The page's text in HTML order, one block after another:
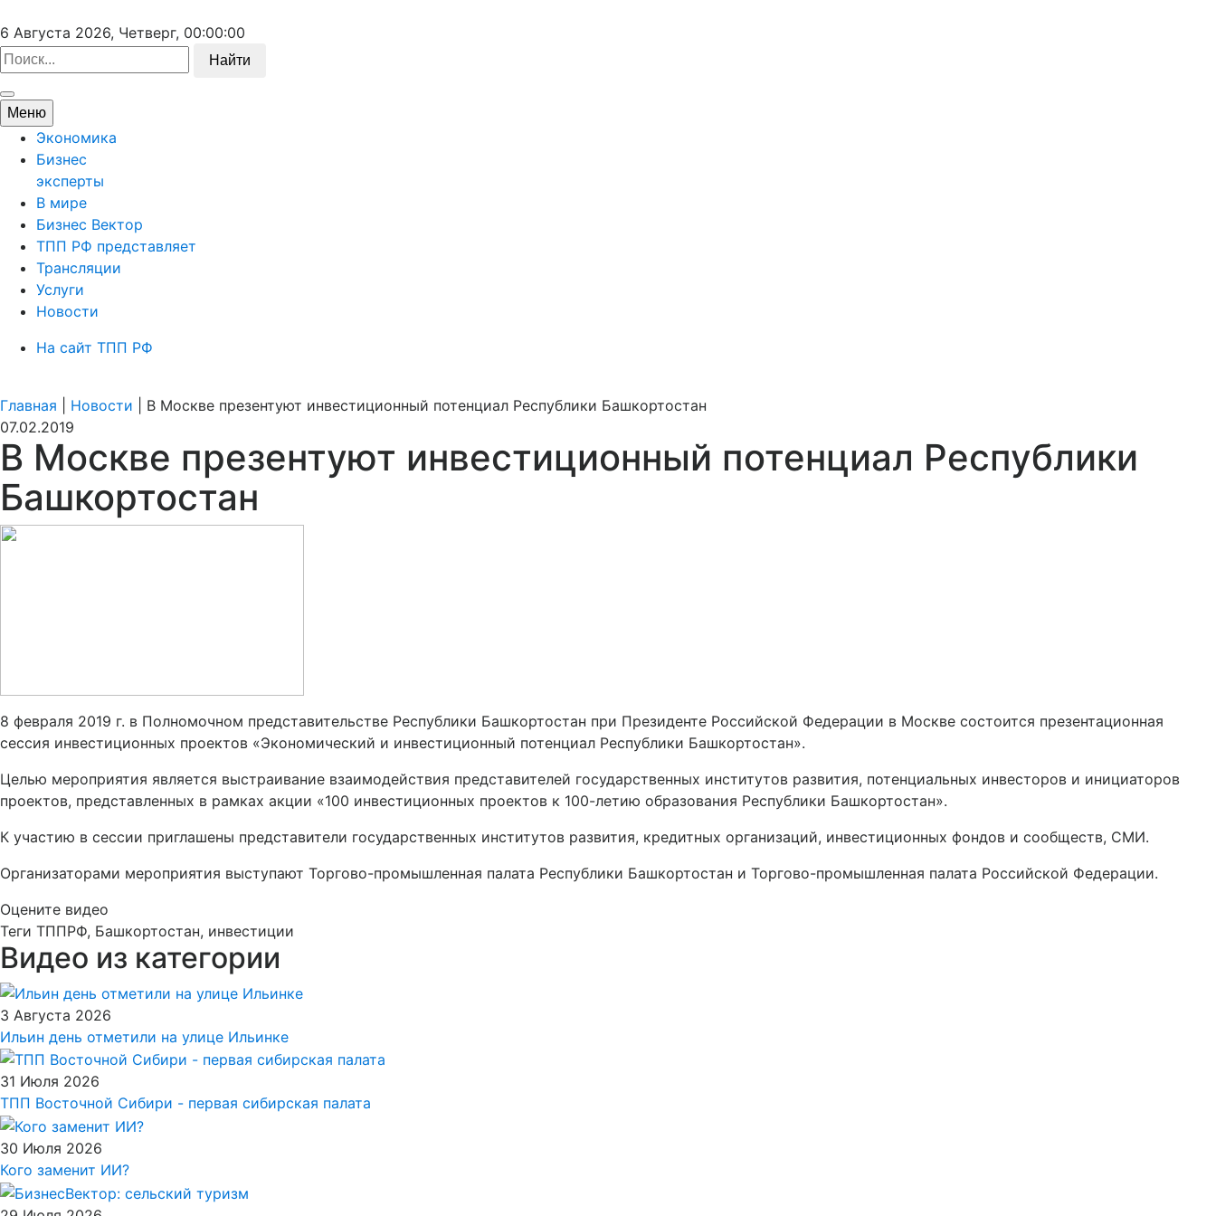
6 Августа 2026, Четверг, 00:00:00
Найти
Меню
Экономика
Бизнес
эксперты
В мире
Бизнес Вектор
ТПП РФ представляет
Трансляции
Услуги
Новости
На сайт ТПП РФ
Главная Новости
В Москве презентуют инвестиционный потенциал Республики Башкортостан
07.02.2019
В Москве презентуют инвестиционный потенциал Республики
Башкортостан
8 февраля 2019 г. в Полномочном представительстве Республики Башкортостан при Президенте Российской Федерации в Москве состоится презентационная
сессия инвестиционных проектов «Экономический и инвестиционный потенциал Республики Башкортостан».
Целью мероприятия является выстраивание взаимодействия представителей государственных институтов развития, потенциальных инвесторов и инициаторов
проектов, представленных в рамках акции «100 инвестиционных проектов к 100-летию образования Республики Башкортостан».
К участию в сессии приглашены представители государственных институтов развития, кредитных организаций, инвестиционных фондов и сообществ, СМИ.
Организаторами мероприятия выступают Торгово-промышленная палата Республики Башкортостан и Торгово-промышленная палата Российской Федерации.
Оцените видео
Теги ТППРФ, Башкортостан, инвестиции
Видео из категории
3 Августа 2026
Ильин день отметили на улице Ильинке
31 Июля 2026
ТПП Восточной Сибири - первая сибирская палата
30 Июля 2026
Кого заменит ИИ?